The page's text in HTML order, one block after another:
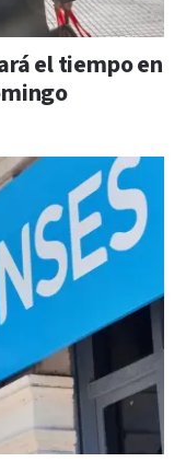
el tiempo en